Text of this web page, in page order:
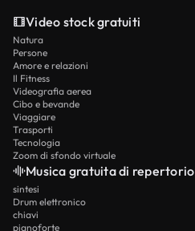
Video stock gratuiti
Natura
Persone
Amore e relazioni
Il Fitness
Videografia aerea
Cibo e bevande
Viaggiare
Trasporti
Tecnologia
Zoom di sfondo virtuale
Musica gratuita di repertorio
sintesi
Drum elettronico
chiavi
pianoforte